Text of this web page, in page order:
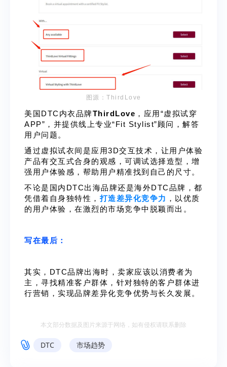
图源：ThirdLove
美国DTC内衣品牌ThirdLove ，应用“虚拟试穿
APP”，并提供线上专业“Fit Stylist”顾问，解答
用户问题。
通过虚拟试衣间是应用3D交互技术，让用户体验
产品有交互式合身的观感，可调试选择造型，增
强用户体验感，帮助用户精准找到自己的尺寸。
不论是国内DTC出海品牌还是海外DTC品牌，都
凭借着自身独特性，打造差异化竞争力 ，以优质
的用户体验，在激烈的市场竞争中脱颖而出。
写在最后：
其实，DTC品牌出海时，卖家应该以消费者为
主，寻找精准客户群体，针对独特的客户群体进
行营销，实现品牌差异化竞争优势与长久发展。
本文部分数据及图片来源于网络，如有侵权请联系删除
DTC 市场趋势